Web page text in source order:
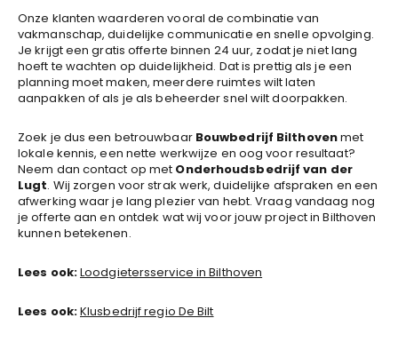
Onze klanten waarderen vooral de combinatie van
vakmanschap, duidelijke communicatie en snelle opvolging.
Je krijgt een gratis offerte binnen 24 uur, zodat je niet lang
hoeft te wachten op duidelijkheid. Dat is prettig als je een
planning moet maken, meerdere ruimtes wilt laten
aanpakken of als je als beheerder snel wilt doorpakken.
Zoek je dus een betrouwbaar Bouwbedrijf Bilthovenmet
lokale kennis, een nette werkwijze en oog voor resultaat?
Neem dan contact op met Onderhoudsbedrijf van der
Lugt. Wij zorgen voor strak werk, duidelijke afspraken en een
afwerking waar je lang plezier van hebt. Vraag vandaag nog
je offerte aan en ontdek wat wij voor jouw project in Bilthoven
kunnen betekenen.
Lees ook:Loodgietersservice in Bilthoven
Lees ook:Klusbedrijf regio De Bilt